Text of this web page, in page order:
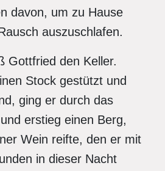
davon, um zu Hause
auszuschlafen.
Gottfried den Keller.
Stock gestützt und
ging er durch das
erstieg einen Berg,
Wein reifte, den er mit
in dieser Nacht